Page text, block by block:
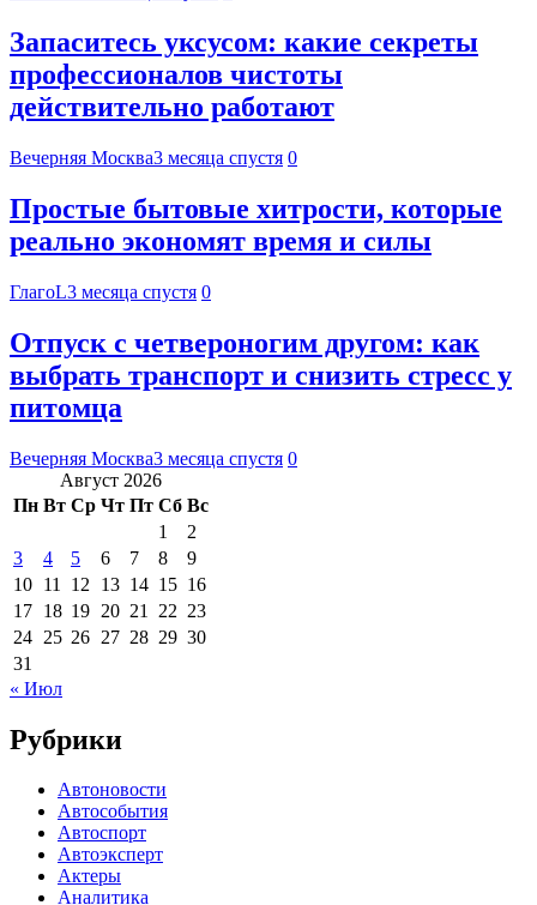
Запаситесь уксусом: какие секреты
профессионалов чистоты
действительно работают
Вечерняя Москва3 месяца спустя 0
Простые бытовые хитрости, которые
реально экономят время и силы
ГлагоL3 месяца спустя 0
Отпуск с четвероногим другом: как
выбрать транспорт и снизить стресс у
питомца
Вечерняя Москва3 месяца спустя 0
Август 2026
Пн Вт Ср Чт Пт Сб Вс
1
2
3
4 5 6 7 8
9
10 11 12 13 14 15 16
17 18 19 20 21 22 23
24 25 26 27 28 29 30
31
« Июл
Рубрики
Автоновости
Автособытия
Автоспорт
Автоэксперт
Актеры
Аналитика